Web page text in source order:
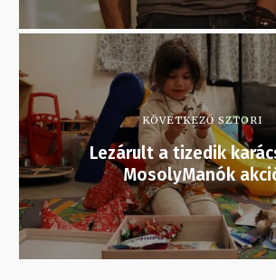
KÖVETKEZŐ SZTORI
Lezárult a tizedik
MosolyManók